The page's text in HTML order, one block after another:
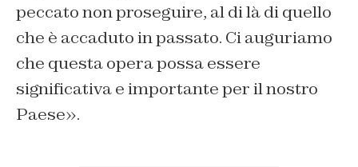
peccato non proseguire, al di là di quello
che è accaduto in passato. Ci auguriamo
che questa opera possa essere
significativa e importante per il nostro
Paese».